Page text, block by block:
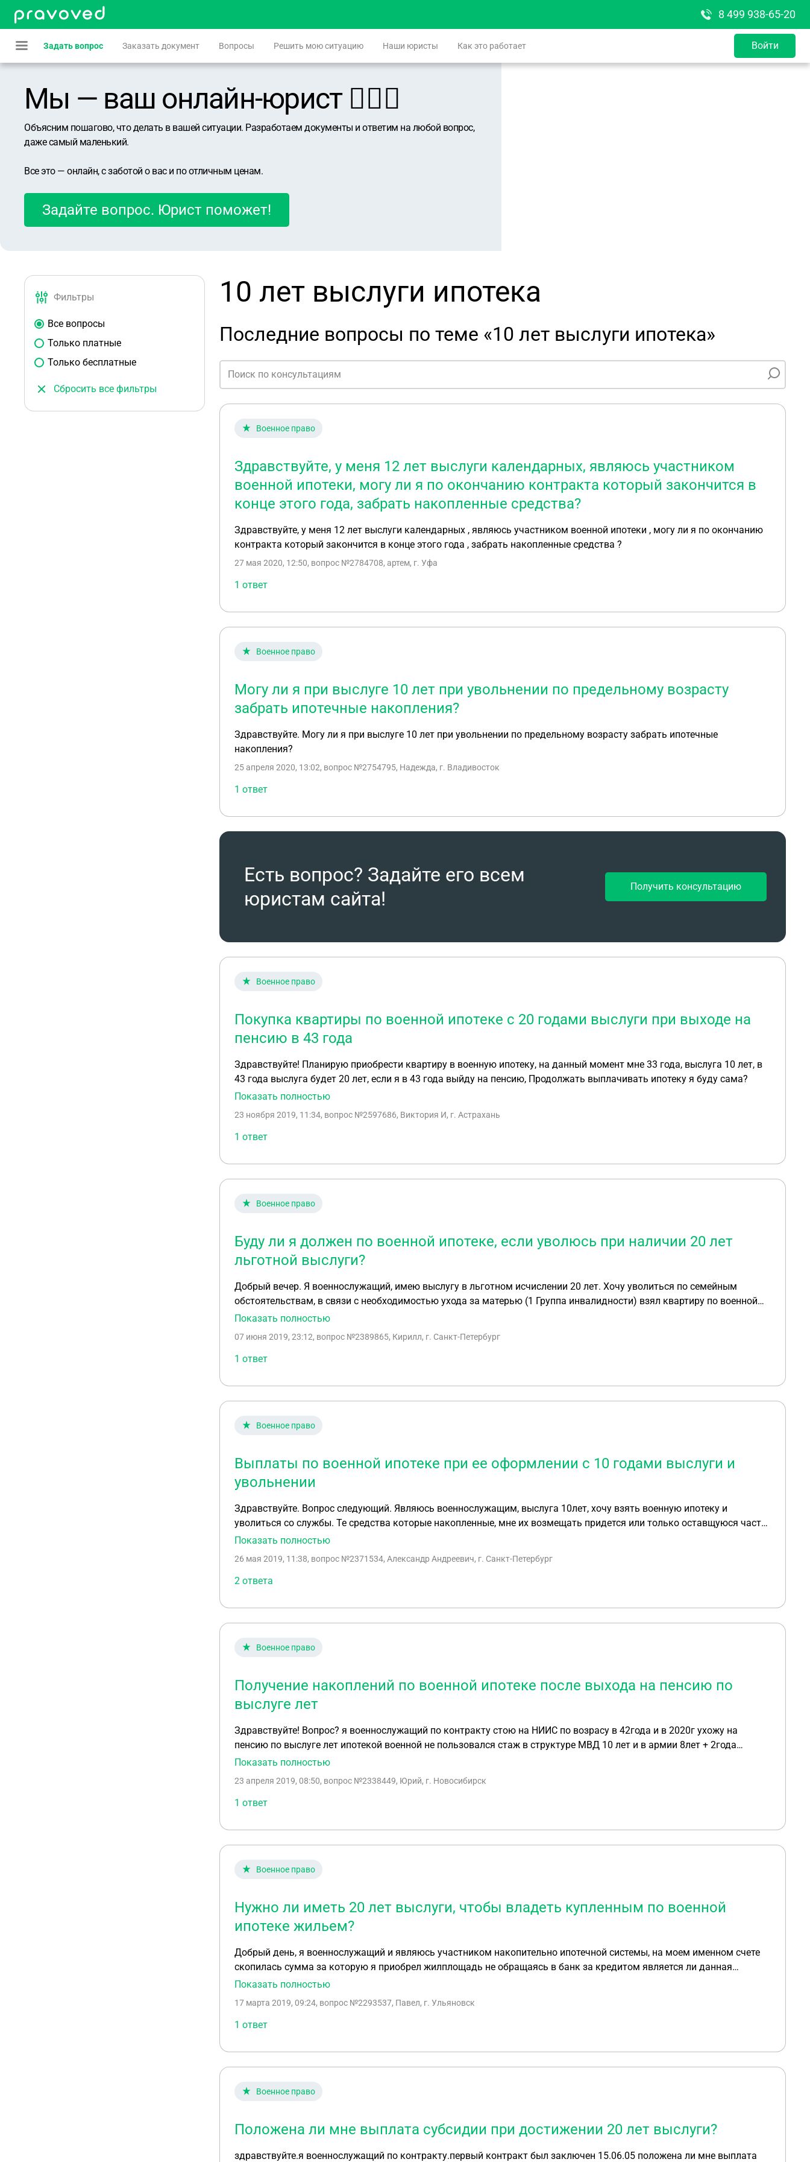
8 499 938-65-20
Задать вопрос Заказать документ Вопросы Решить мою ситуацию Наши юристы Как это работает Войти
Мы — ваш онлайн-юрист 👨🏻‍⚖️
Объясним пошагово, что делать в вашей ситуации. Разработаем документы и ответим на любой вопрос,
даже самый маленький.
Все это — онлайн, с заботой о вас и по отличным ценам.
Задайте вопрос. Юрист поможет!
Фильтры
Все вопросы
Только платные
Только бесплатные
Сбросить все фильтры
10 лет выслуги ипотека
Последние вопросы по теме «10 лет выслуги ипотека»
Военное право
Здравствуйте, у меня 12 лет выслуги календарных, являюсь участником
военной ипотеки, могу ли я по окончанию контракта который закончится в
конце этого года, забрать накопленные средства?
Здравствуйте, у меня 12 лет выслуги календарных , являюсь участником военной ипотеки , могу ли я по окончанию
контракта который закончится в конце этого года , забрать накопленные средства ?
27 мая 2020, 12:50, вопрос №2784708, артем, г. Уфа
1 ответ
Военное право
Могу ли я при выслуге 10 лет при увольнении по предельному возрасту
забрать ипотечные накопления?
Здравствуйте. Могу ли я при выслуге 10 лет при увольнении по предельному возрасту забрать ипотечные
накопления?
25 апреля 2020, 13:02, вопрос №2754795, Надежда, г. Владивосток
1 ответ
Есть вопрос? Задайте его всем
юристам сайта!
Получить консультацию
Военное право
Покупка квартиры по военной ипотеке с 20 годами выслуги при выходе на
пенсию в 43 года
Здравствуйте! Планирую приобрести квартиру в военную ипотеку, на данный момент мне 33 года, выслуга 10 лет, в
43 года выслуга будет 20 лет, если я в 43 года выйду на пенсию, Продолжать выплачивать ипотеку я буду сама?
Показать полностью
23 ноября 2019, 11:34, вопрос №2597686, Виктория И, г. Астрахань
1 ответ
Военное право
Буду ли я должен по военной ипотеке, если уволюсь при наличии 20 лет
льготной выслуги?
Добрый вечер. Я военнослужащий, имею выслугу в льготном исчислении 20 лет. Хочу уволиться по семейным
обстоятельствам, в связи с необходимостью ухода за матерью (1 Группа инвалидности) взял квартиру по военной
ипотеке. Подскажите как будет развиваться ситуация с квартирой при моем увольнении? Буду ли я что-то должен
Показать полностью
07 июня 2019, 23:12, вопрос №2389865, Кирилл, г. Санкт-Петербург
1 ответ
Военное право
Выплаты по военной ипотеке при ее оформлении с 10 годами выслуги и
увольнении
Здравствуйте. Вопрос следующий. Являюсь военнослужащим, выслуга 10лет, хочу взять военную ипотеку и
уволиться со службы. Те средства которые накопленные, мне их возмещать придется или только оставщуюся часть
кредита?
Показать полностью
26 мая 2019, 11:38, вопрос №2371534, Александр Андреевич, г. Санкт-Петербург
2 ответа
Военное право
Получение накоплений по военной ипотеке после выхода на пенсию по
выслуге лет
Здравствуйте! Вопрос? я военнослужащий по контракту стою на НИИС по возрасу в 42года и в 2020г ухожу на
пенсию по выслуге лет ипотекой военной не пользовался стаж в структуре МВД 10 лет и в армии 8лет + 2года
срочной службы вообщем военного составляет 10лет могу ли я получить эти накопления НИИС по уходу на пенсию
Показать полностью
23 апреля 2019, 08:50, вопрос №2338449, Юрий, г. Новосибирск
1 ответ
Военное право
Нужно ли иметь 20 лет выслуги, чтобы владеть купленным по военной
ипотеке жильем?
Добрый день, я военнослужащий и являюсь участником накопительно ипотечной системы, на моем именном счете
скопилась сумма за которую я приобрел жилплощадь не обращаясь в банк за кредитом является ли данная
жилплощадь моей или все равно необходимо отслужить 20 календарных лет ?
Показать полностью
17 марта 2019, 09:24, вопрос №2293537, Павел, г. Ульяновск
1 ответ
Военное право
Положена ли мне выплата субсидии при достижении 20 лет выслуги?
здравствуйте.я военнослужащий по контракту.первый контракт был заключен 15.06.05 положена ли мне выплата